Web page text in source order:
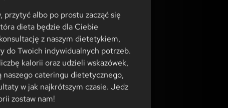
przytyć albo po prostu zacząć się
dieta będzie dla Ciebie
z naszym dietetykiem,
do Twoich indywidualnych potrzeb.
kalorii oraz udzieli wskazówek,
naszego cateringu dietetycznego,
w jak najkrótszym czasie. Jedz
zostaw nam!